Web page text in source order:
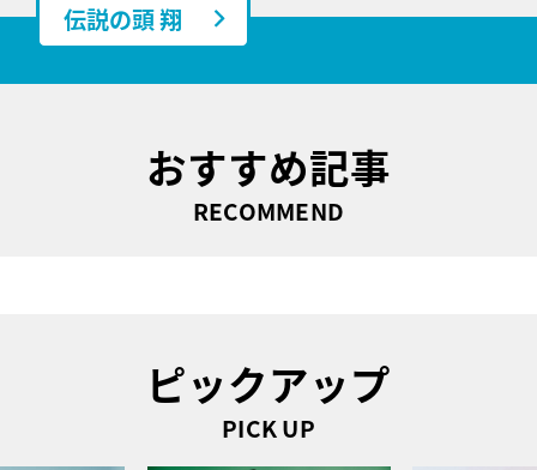
伝説の頭 翔
おすすめ記事
RECOMMEND
ピックアップ
PICK UP